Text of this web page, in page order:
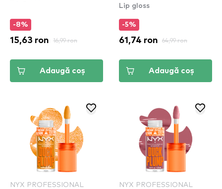
-8%
15,63 ron 16,99 ron
Adaugă coș
- Wine Not (DPLL16)
Lip gloss
-5%
61,74 ron 64,99 ron
Adaugă coș
NYX PROFESSIONAL
NYX PROFESSIONAL